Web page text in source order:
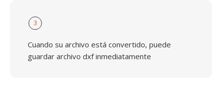
3
Cuando su archivo está convertido, puede
guardar archivo dxf inmediatamente